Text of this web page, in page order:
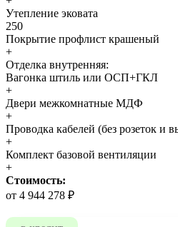
Утепление эковата
250
Покрытие профлист крашеный
+
Отделка внутренняя:
Вагонка штиль или ОСП+ГКЛ
+
Двери межкомнатные МДФ
+
Проводка кабелей (без розеток и
+
Комплект базовой вентиляции
+
Стоимость:
от 4 944 278 ₽